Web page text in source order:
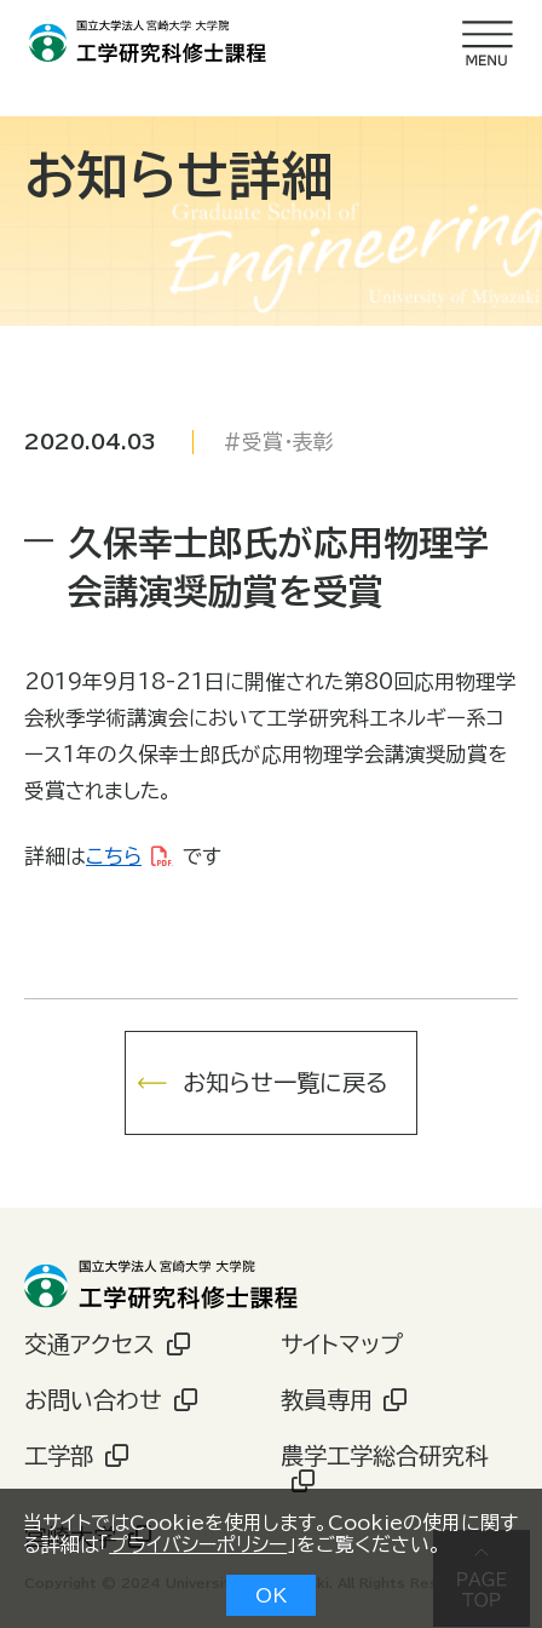
当サイトではCookieを使用します。Cookieの使用に関す
る詳細は「プライバシーポリシー 」をご覧ください。
OK
お知らせ詳細
2020.04.03 受賞・表彰
久保幸士郎氏が応用物理学
会講演奨励賞を受賞
2019年9月18-21日に開催された第80回応用物理学
会秋季学術講演会において工学研究科エネルギー系コ
ース1年の久保幸士郎氏が応用物理学会講演奨励賞を
受賞されました。
詳細はこちら です
お知らせ一覧に戻る
交通アクセス サイトマップ
お問い合わせ 教員専用
工学部 農学工学総合研究科
宮崎大学
Copyright © 2024 University of Miyazaki. All Rights Reserved.